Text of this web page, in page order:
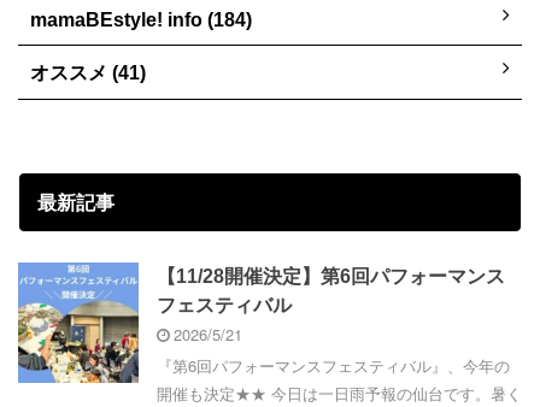
mamaBEstyle! info (184)
オススメ (41)
最新記事
【11/28開催決定】第6回パフォーマンス
フェスティバル
2026/5/21
『第6回パフォーマンスフェスティバル』、今年の
開催も決定★★ 今日は一日雨予報の仙台です。暑く